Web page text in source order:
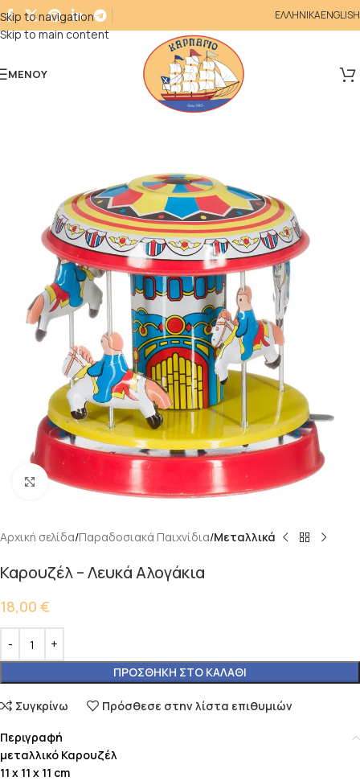
Skip to navigation
Skip to main content
ΕΛΛΗΝΙΚΑENGLISH
ΜΕΝΟΎ
Κάντε κλικ για μεγέθυνση
Αρχική σελίδα Παραδοσιακά Παιχνίδια Μεταλλικά
Καρουζέλ – Λευκά Αλογάκια
18,00 €
ΠΡΟΣΘΉΚΗ ΣΤΟ ΚΑΛΆΘΙ
Συγκρίνω Πρόσθεσε στην λίστα επιθυμιών
Περιγραφή
μεταλλικό Καρουζέλ
11 x 11 x 11 cm